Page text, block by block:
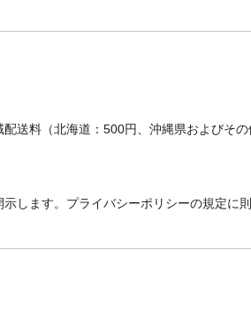
送料（北海道：500円、沖縄県およびそ
します。プライバシーポリシーの規定に